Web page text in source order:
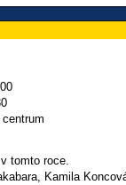
tomto roce.
Kamila